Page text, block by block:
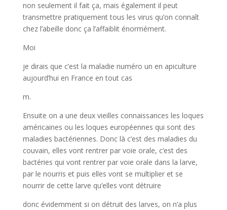
non seulement il fait ça, mais également il peut
transmettre pratiquement tous les virus qu’on connaît
chez l’abeille donc ça l’affaiblit énormément.
Moi
je dirais que c’est la maladie numéro un en apiculture
aujourd’hui en France en tout cas
m.
Ensuite on a une deux vieilles connaissances les loques
américaines ou les loques européennes qui sont des
maladies bactériennes. Donc là c’est des maladies du
couvain, elles vont rentrer par voie orale, c’est des
bactéries qui vont rentrer par voie orale dans la larve,
par le nourris et puis elles vont se multiplier et se
nourrir de cette larve qu’elles vont détruire
donc évidemment si on détruit des larves, on n’a plus